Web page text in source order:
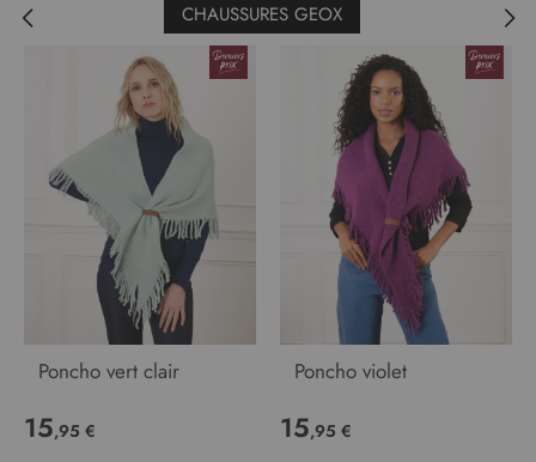
CHAUSSURES GEOX
Poncho vert clair
15,95 €
Poncho violet
15,95 €